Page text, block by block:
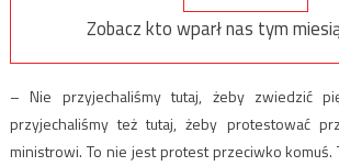
Zobacz kto wparł nas tym
– Nie przyjechaliśmy tutaj, żeby zwiedzić
przyjechaliśmy też tutaj, żeby protestować
ministrowi. To nie jest protest przeciwko komuś.